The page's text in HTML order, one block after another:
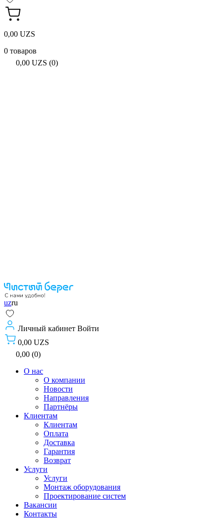
0,00 UZS
0 товаров
0,00 UZS (0)
uzru
Личный кабинет Войти
0,00 UZS
0,00 (0)
О нас
О компании
Новости
Направления
Партнёры
Клиентам
Клиентам
Оплата
Доставка
Гарантия
Возврат
Услуги
Услуги
Монтаж оборудования
Проектирование систем
Вакансии
Контакты